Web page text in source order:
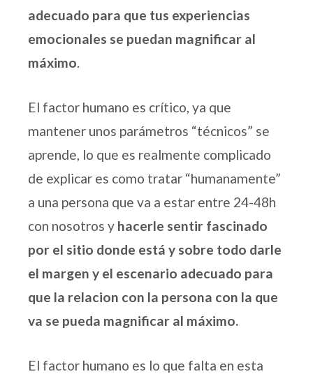
adecuado para que tus experiencias
emocionales se puedan magnificar al
máximo.
El factor humano es crítico, ya que
mantener unos parámetros “técnicos” se
aprende, lo que es realmente complicado
de explicar es como tratar “humanamente”
a una persona que va a estar entre 24-48h
con nosotros y hacerle sentir fascinado
por el sitio donde está y sobre todo darle
el margen y el escenario adecuado para
que la relacion con la persona con la que
va se pueda magnificar al máximo.
El factor humano es lo que falta en esta